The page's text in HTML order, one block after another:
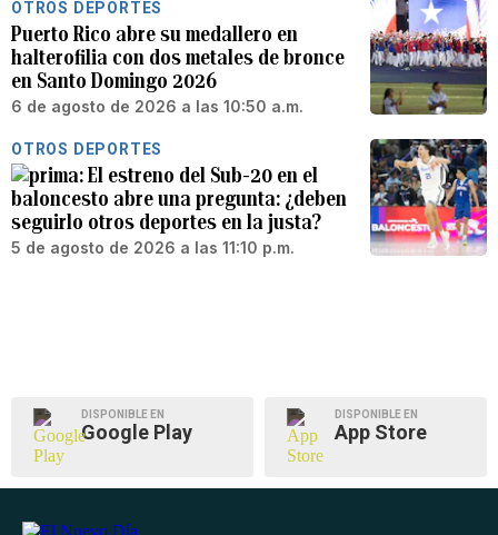
OTROS DEPORTES
Puerto Rico abre su medallero en
halterofilia con dos metales de bronce
en Santo Domingo 2026
6 de agosto de 2026 a las 10:50 a.m.
OTROS DEPORTES
El estreno del Sub-20 en el
baloncesto abre una pregunta: ¿deben
seguirlo otros deportes en la justa?
5 de agosto de 2026 a las 11:10 p.m.
DISPONIBLE EN
Google Play
DISPONIBLE EN
App Store